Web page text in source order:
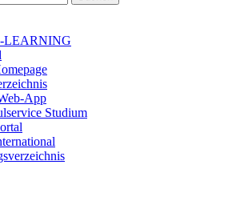
LEARNING
App
Studium